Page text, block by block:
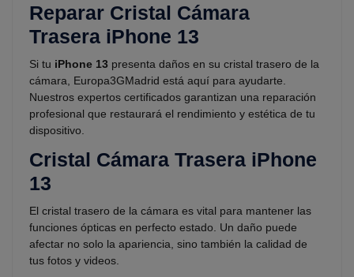
Reparar Cristal Cámara
Trasera iPhone 13
Si tu iPhone 13 presenta daños en su cristal trasero de la
cámara, Europa3GMadrid está aquí para ayudarte.
Nuestros expertos certificados garantizan una reparación
profesional que restaurará el rendimiento y estética de tu
dispositivo.
Cristal Cámara Trasera iPhone
13
El cristal trasero de la cámara es vital para mantener las
funciones ópticas en perfecto estado. Un daño puede
afectar no solo la apariencia, sino también la calidad de
tus fotos y videos.